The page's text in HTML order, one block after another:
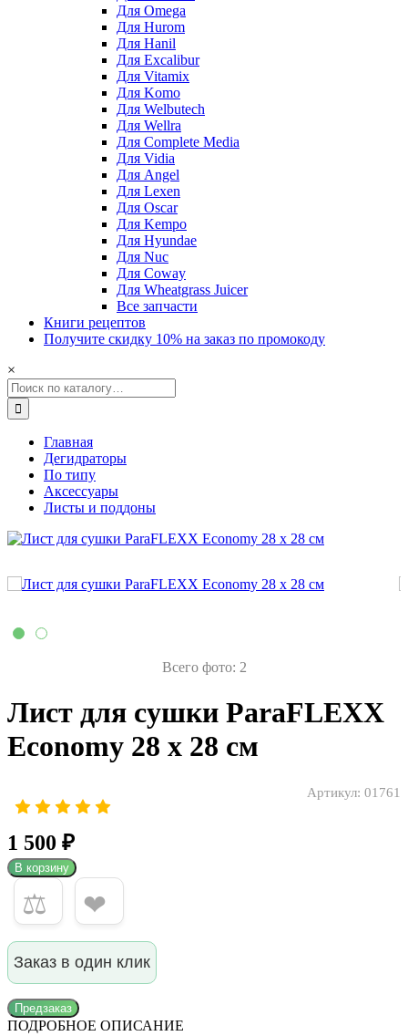
Для Omega
Для Hurom
Для Hanil
Для Excalibur
Для Vitamix
Для Komo
Для Welbutech
Для Wellra
Для Complete Media
Для Vidia
Для Angel
Для Lexen
Для Oscar
Для Kempo
Для Hyundae
Для Nuc
Для Coway
Для Wheatgrass Juicer
Все запчасти
Книги рецептов
Получите скидку 10% на заказ по промокоду
×
Главная
Дегидраторы
По типу
Аксессуары
Листы и поддоны
Всего фото: 2
Лист для сушки ParaFLEXX
Economy 28 х 28 см
Артикул: 01761
1 500 ₽
В корзину
⚖ ❤
Заказ в один клик
Предзаказ
ПОДРОБНОЕ ОПИСАНИЕ